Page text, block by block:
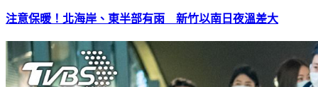
注意保暖！北海岸、東半部有雨 新竹以南日夜溫差大